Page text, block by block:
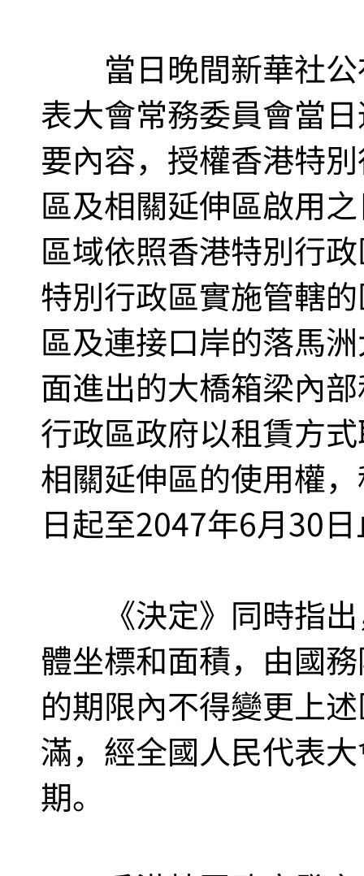
當日晚間新華社公
表大會常務委員會當
要內容，授權香港特
區及相關延伸區啟用
區域依照香港特別行
特別行政區實施管轄
區及連接口岸的落馬
面進出的大橋箱梁內
行政區政府以租賃方
相關延伸區的使用權
日起至2047年6月30
《決定》同時指出
體坐標和面積，由國
的期限內不得變更上
滿，經全國人民代表
期。